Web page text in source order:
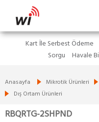
Kart İle Serbest Ödeme
Sorgu
Havale
Anasayfa Mikrotik Ürünleri
Dış Ortam Ürünleri
RBQRTG-2SHPND